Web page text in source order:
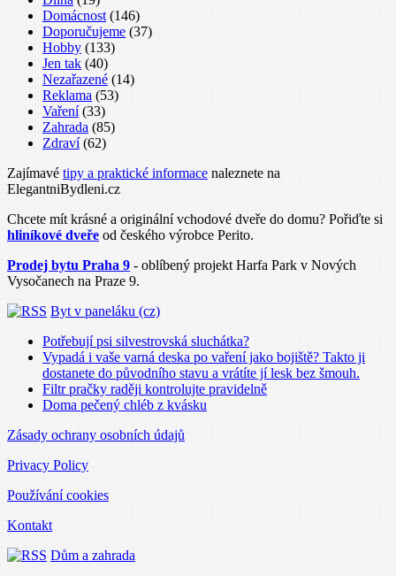
Domácnost (146)
Doporučujeme (37)
Hobby (133)
Jen tak (40)
Nezařazené (14)
Reklama (53)
Vaření(33)
Zahrada (85)
Zdraví(62)
Zajímavé tipy a praktické informace naleznete na
ElegantniBydleni.cz
Chcete mít krásné a originální vchodové dveře do domu? Pořiďte si
hliníkové dveře od českého výrobce Perito.
Prodej bytu Praha 9 - oblíbený projekt Harfa Park v Nových
Vysočanech na Praze 9.
Byt v paneláku (cz)
Potřebují psi silvestrovská sluchátka?
Vypadá i vaše varná deska po vaření jako bojiště? Takto ji
dostanete do původního stavu a vrátíte jí lesk bez šmouh.
Filtr pračky raději kontrolujte pravidelně
Doma pečený chléb z kvásku
Zásady ochrany osobních údajů
Privacy Policy
Používání cookies
Kontakt
Dům a zahrada